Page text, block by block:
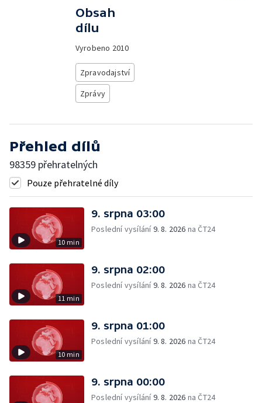
Obsah
dílu
Vyrobeno 2010
Zpravodajství
Zprávy
Přehled dílů
98359 přehratelných
Pouze přehratelné díly
10 min
9. srpna 03:00
Poslední vysílání9. 8. 2026 na ČT24
11 min
9. srpna 02:00
Poslední vysílání9. 8. 2026 na ČT24
10 min
9. srpna 01:00
Poslední vysílání9. 8. 2026 na ČT24
9. srpna 00:00
Poslední vysílání9. 8. 2026 na ČT24